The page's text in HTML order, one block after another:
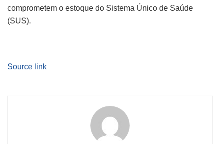
comprometem o estoque do Sistema Único de Saúde
(SUS).
Source link